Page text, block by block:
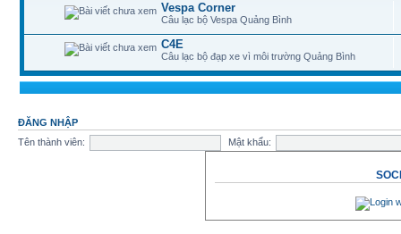
Vespa Corner
Câu lạc bộ Vespa Quảng Bình
C4E
Câu lạc bộ đạp xe vì môi trường Quảng Bình
ĐĂNG NHẬP
Tên thành viên:
Mật khẩu: